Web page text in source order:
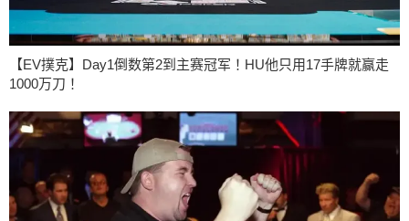
【EV撲克】Day1倒数第2到主赛冠军！HU他只用17手牌就赢走
1000万刀！